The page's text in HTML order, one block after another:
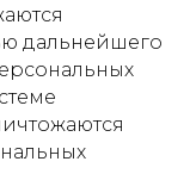
дальнейшего